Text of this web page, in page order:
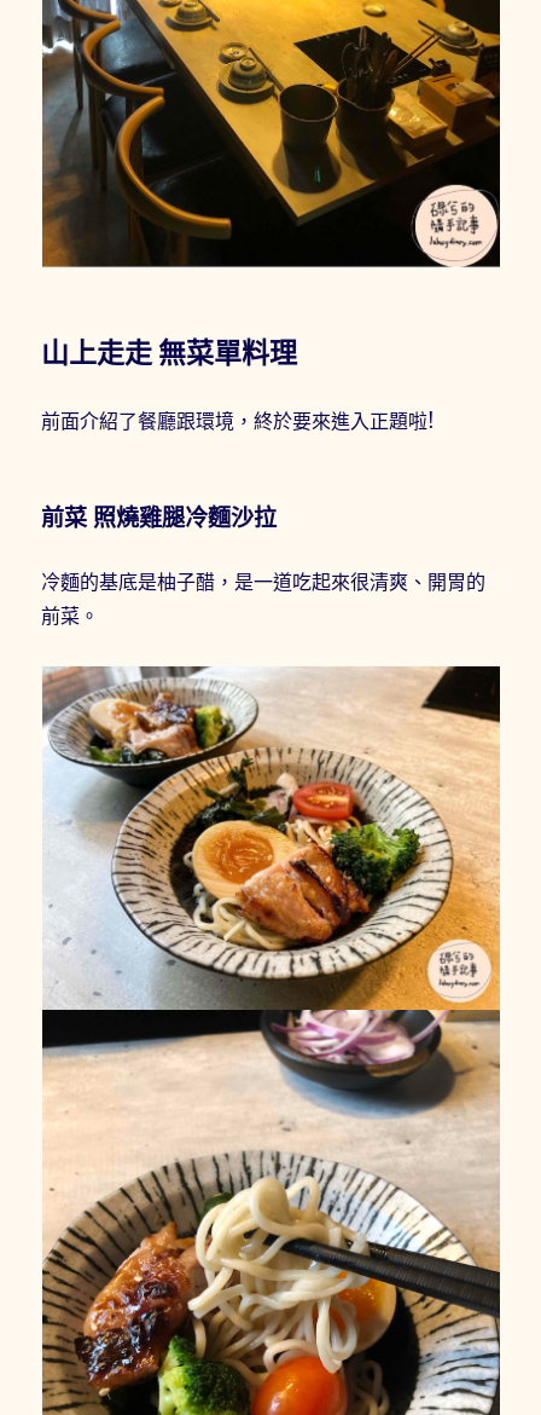
山上走走 無菜單料理
前面介紹了餐廳跟環境，終於要來進入正題啦!
前菜 照燒雞腿冷麵沙拉
冷麵的基底是柚子醋，是一道吃起來很清爽、開胃的
前菜。